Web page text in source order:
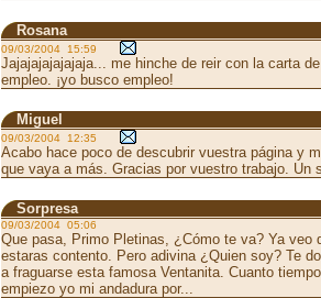
Rosana
09/03/2004 15:59
Jajajajajajajaja... me hinche de reir con la carta
empleo. ¡yo busco empleo!
Miguel
09/03/2004 12:35
Acabo hace poco de descubrir vuestra página y
que vaya a más. Gracias por vuestro trabajo. Un
Sorpresa
09/03/2004 05:06
Que pasa, Primo Pletinas, ¿Cómo te va? Ya veo
estaras contento. Pero adivina ¿Quien soy? Te
a fraguarse esta famosa Ventanita. Cuanto
empiezo yo mi andadura por...